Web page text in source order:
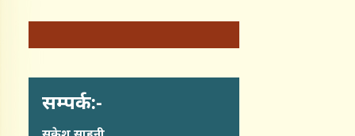
सम्पर्क:-